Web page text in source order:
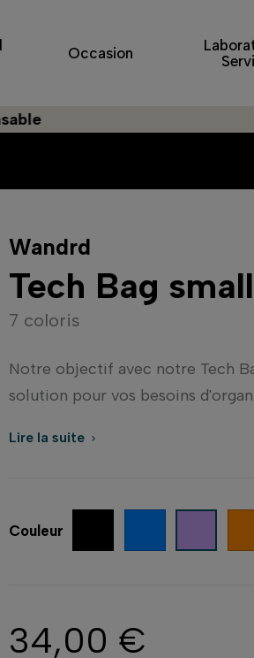
Occasion
Wandrd
Tech Bag small
7 coloris
Notre objectif avec notre Tech
solution pour vos besoins
Lire la suite 
Couleur
34,00 €